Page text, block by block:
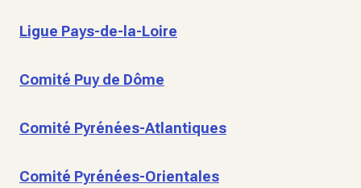
Ligue Pays-de-la-Loire
Comité Puy de Dôme
Comité Pyrénées-Atlantiques
Comité Pyrénées-Orientales